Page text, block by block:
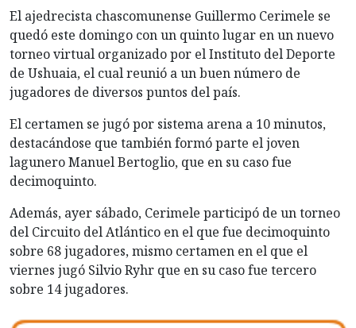
El ajedrecista chascomunense Guillermo Cerimele se
quedó este domingo con un quinto lugar en un nuevo
torneo virtual organizado por el Instituto del Deporte
de Ushuaia, el cual reunió a un buen número de
jugadores de diversos puntos del país.
El certamen se jugó por sistema arena a 10 minutos,
destacándose que también formó parte el joven
lagunero Manuel Bertoglio, que en su caso fue
decimoquinto.
Además, ayer sábado, Cerimele participó de un torneo
del Circuito del Atlántico en el que fue decimoquinto
sobre 68 jugadores, mismo certamen en el que el
viernes jugó Silvio Ryhr que en su caso fue tercero
sobre 14 jugadores.